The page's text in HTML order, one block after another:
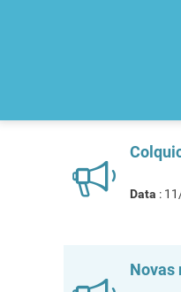
Data :
Novas